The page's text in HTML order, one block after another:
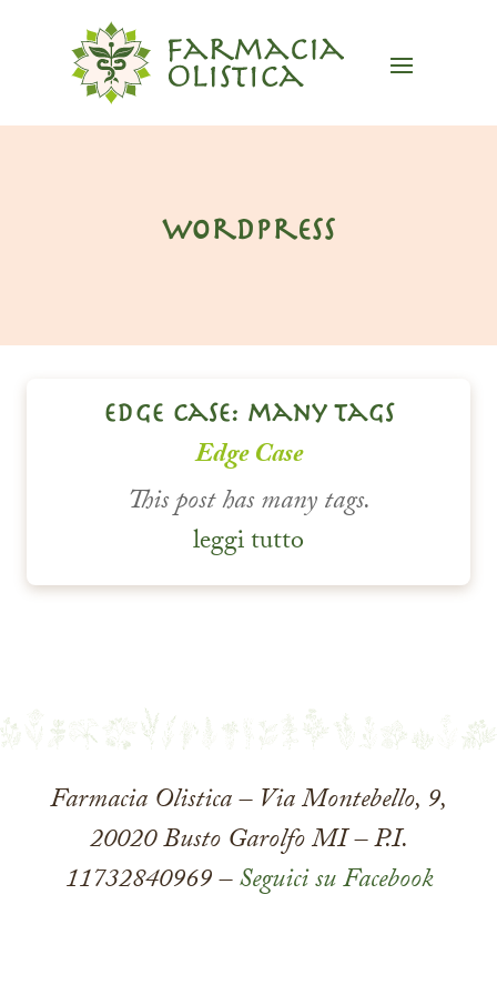
wordpress
edge case: many tags
Edge Case
This post has many tags.
leggi tutto
Farmacia Olistica – Via Montebello, 9,
20020 Busto Garolfo MI – P.I.
11732840969 –Seguici su Facebook